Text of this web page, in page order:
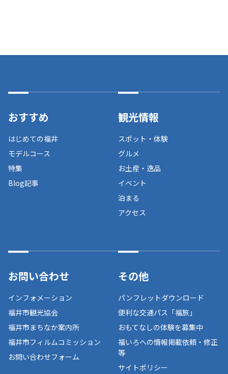
おすすめ
はじめての福井
モデルコース
特集
Blog記事
観光情報
スポット・体験
グルメ
お土産・逸品
イベント
泊まる
アクセス
お問い合わせ
インフォメーション
福井市観光協会
福井市まちなか案内所
福井市フィルムコミッション
お問い合わせフォーム
その他
パンフレットダウンロード
便利な交通パス「福旅」
おもてなしの体験を募集中
福いろへの情報掲載依頼・修正
等
サイトポリシー